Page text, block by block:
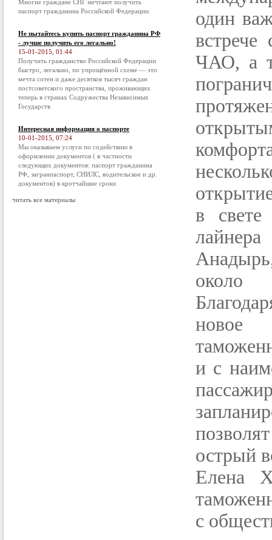
Многие граждане СНГ мечтают получить
паспорт гражданина Российской Федерации.
Не пытайтесь купить паспорт гражданина РФ
- лучше получить его легально!
15-01-2015, 01:44
Получить гражданство Российской Федерации
быстро, легально, по упрощённой схеме — это
мечта сотен и даже десятков тысяч граждан
постсоветского пространства, проживающих
теперь в странах Содружества Независимых
Государств
Интересная информация о паспорте
10-01-2015, 07:24
Мы оказываем услуги по содействию в
оформлении документов ( в частности
следующих документов: паспорт гражданина
РФ, загранпаспорт, СНИЛС, водительское и др.
документов) в кротчайшие сроки
читать все материалы
один
встрече
ЧАО, а
в свете
около
новое
и с
острый
Елена
с